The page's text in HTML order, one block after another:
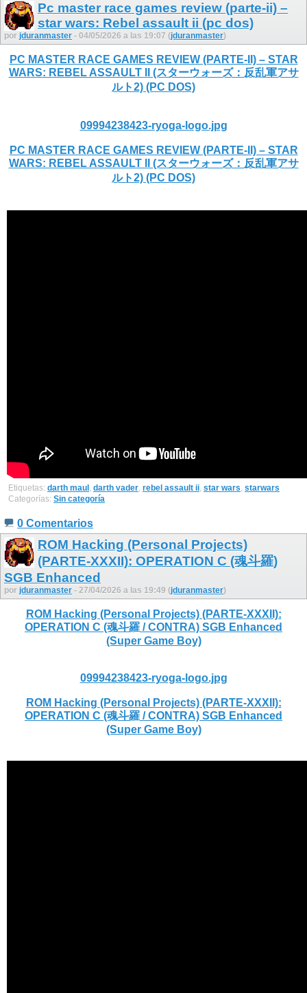
Pc master race games review (parte-ii) –
star wars: Rebel assault ii (pc dos)
por jduranmaster - 04/05/2026 a las 19:07 (jduranmaster)
PC MASTER RACE GAMES REVIEW (PARTE-II) – STAR
WARS: REBEL ASSAULT II (スターウォーズ：反乱軍アサ
ルト2) (PC DOS)
09994238423-ryoga-logo.jpg
PC MASTER RACE GAMES REVIEW (PARTE-II) – STAR
WARS: REBEL ASSAULT II (スターウォーズ：反乱軍アサ
ルト2) (PC DOS)
Etiquetas: darth maul , darth vader, rebel assault ii, star wars, starwars
Categorías: Sin categoría
0 Comentarios
ROM Hacking (Personal Projects)
(PARTE-XXXII): OPERATION C (魂斗羅)
SGB Enhanced
por jduranmaster - 27/04/2026 a las 19:49 (jduranmaster)
ROM Hacking (Personal Projects) (PARTE-XXXII):
OPERATION C (魂斗羅 / CONTRA) SGB Enhanced
(Super Game Boy)
09994238423-ryoga-logo.jpg
ROM Hacking (Personal Projects) (PARTE-XXXII):
OPERATION C (魂斗羅 / CONTRA) SGB Enhanced
(Super Game Boy)